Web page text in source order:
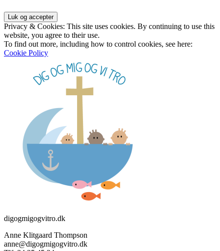
Privacy & Cookies: This site uses cookies. By continuing to use this
website, you agree to their use.
To find out more, including how to control cookies, see here:
Cookie Policy
digogmigogvitro.dk
Anne Klitgaard Thompson
anne@digogmigogvitro.dk